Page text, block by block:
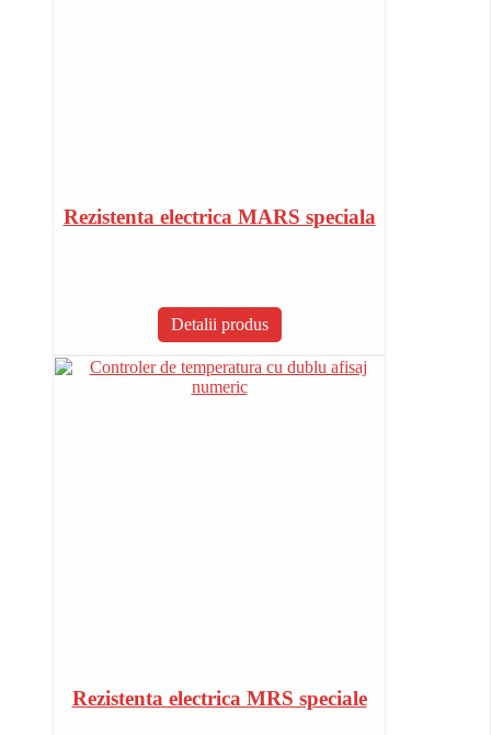
Rezistenta electrica MARS speciala
Detalii produs
Rezistenta electrica MRS speciale